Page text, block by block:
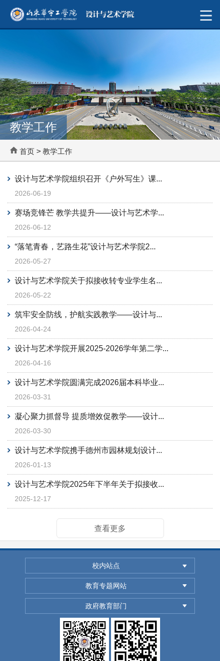
教学工作
首页 > 教学工作
设计与艺术学院组织召开《户外写生》课...
2026-06-19
赛场竞锋芒 教学共提升——设计与艺术学...
2026-06-12
“落笔青春，艺路生花”设计与艺术学院2...
2026-05-27
设计与艺术学院关于拟接收转专业学生名...
2026-05-22
筑牢安全防线，护航实践教学——设计与...
2026-04-24
设计与艺术学院开展2025-2026学年第二学...
2026-04-16
设计与艺术学院圆满完成2026届本科毕业...
2026-03-31
凝心聚力抓督导 提质增效促教学——设计...
2026-03-30
设计与艺术学院携手德州市园林规划设计...
2026-01-13
设计与艺术学院2025年下半年关于拟接收...
2025-12-17
查看更多
校内站点
教育专题网站
政府教育部门